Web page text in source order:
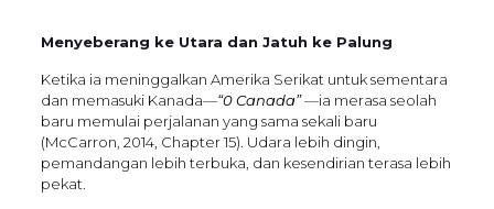
Menyeberang ke Utara dan Jatuh ke Palung
Ketika ia meninggalkan Amerika Serikat untuk sementara
dan memasuki Kanada—“0 Canada”—ia merasa seolah
baru memulai perjalanan yang sama sekali baru
(McCarron, 2014, Chapter 15). Udara lebih dingin,
pemandangan lebih terbuka, dan kesendirian terasa lebih
pekat.